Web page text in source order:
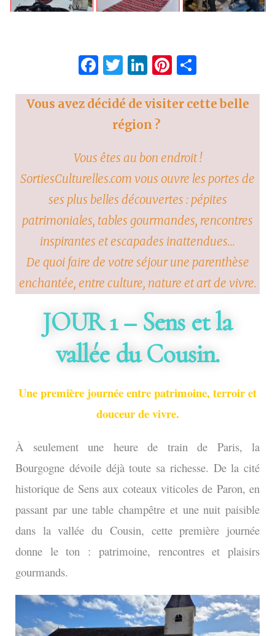
Facebook
Twitter
LinkedIn
Pinterest
Vous avez décidé de visiter cette belle
région ?
Vous êtes au bon endroit !
SortiesCulturelles.com vous ouvre les portes de
ses plus belles découvertes : pépites
patrimoniales, tables gourmandes, rencontres
inspirantes et escapades inattendues…
De quoi faire de votre séjour une parenthèse
enchantée, entre culture, nature et art de vivre.
JOUR 1 – Sens et la
vallée du Cousin.
Une première journée entre patrimoine, terroir et
douceur de vivre.
À seulement une heure de train de Paris, la
Bourgogne dévoile déjà toute sa richesse. De la cité
historique de Sens aux coteaux viticoles de Paron, en
passant par une table champêtre et une nuit paisible
dans la vallée du Cousin, cette première journée
donne le ton : patrimoine, rencontres et plaisirs
gourmands.